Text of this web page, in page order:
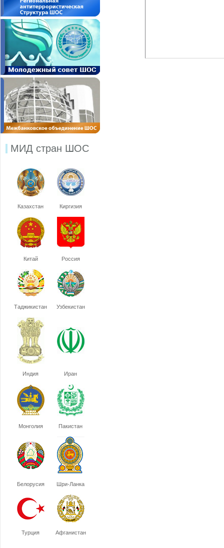
МИД стран ШОС
Казахстан Киргизия
Китай Россия
Таджикистан Узбекистан
Индия Иран
Монголия Пакистан
Белорусия Шри-Ланка
Турция Афганистан